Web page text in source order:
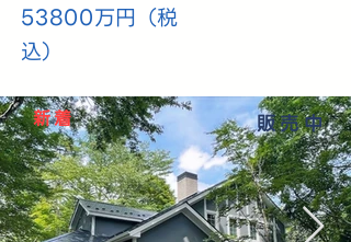
53800万円（税
込）
販売中
新着